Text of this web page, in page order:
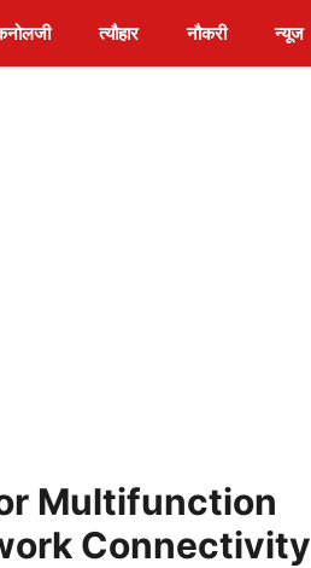
त्यौहार नौकरी न्यूज
Multifunction
Connectivity